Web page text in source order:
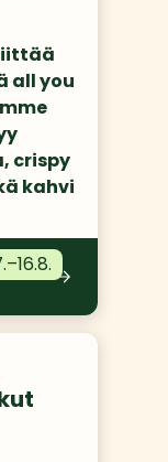
all you
crispy
kahvi
–16.8.